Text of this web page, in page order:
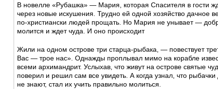
В новелле «Рубашка» — Мария, которая Спасителя в гости
через новые искушения. Трудно ей одной хозяйство дачное
по-христиански людей прощать. Но Мария не унывает —
молится и ждет чуда. И оно происходит
Жили на одном острове три старца-рыбака, — повествует
Вас — трое нас». Однажды проплывал мимо на корабле
всеми архимандрит. Услыхав, что живут на острове святые
поверил и решил сам все увидеть. А когда узнал, что
не знают, стал их учить правильно молиться.